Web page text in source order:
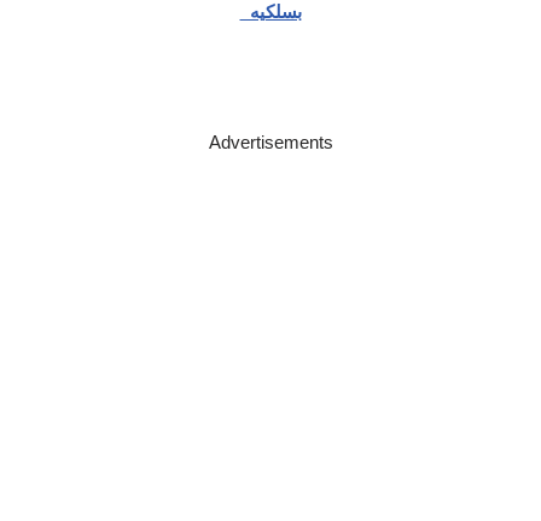
بسلكيه
Advertisements